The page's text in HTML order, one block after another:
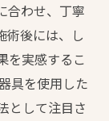
合わせ、丁寧
術後には、し
を実感するこ
具を使用した
として注目さ